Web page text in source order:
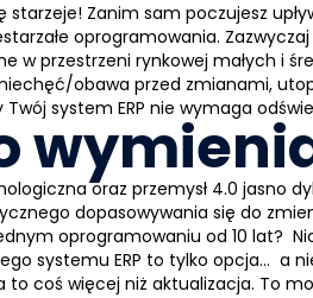
starzeje! Zanim sam poczujesz
oprogramowania.
w przestrzeni rynkowej małych i
obawa przed zmianami,
Twój system ERP nie wymaga
oraz przemysł 4.0 jasno
dopasowywania się do
oprogramowaniu od 10 lat?
systemu ERP to tylko opcja… a
coś więcej niż aktualizacja. To